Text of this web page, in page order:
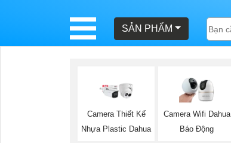
SẢN PHẨM
Camera Thiết Kế
Nhựa Plastic Dahua
Camera Wifi Dahua
Báo Động